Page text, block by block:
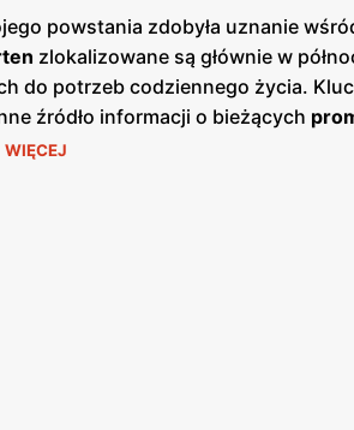
powstania zdobyła uznanie
zlokalizowane są głównie w
do potrzeb codziennego życia.
źródło informacji o bieżących
ofert oraz planowanie zakupów
a jednocześnie przyczynia
co ułatwia poruszanie się po
szerokie aleje, wygodne parkingi
nawiązują do polskich
Programy lojalnościowe sieci
WIĘCEJ